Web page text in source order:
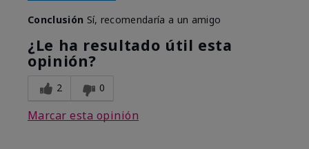
Conclusión Sí, recomendaría a un amigo
¿Le ha resultado útil esta
opinión?
2 0
Marcar esta opinión